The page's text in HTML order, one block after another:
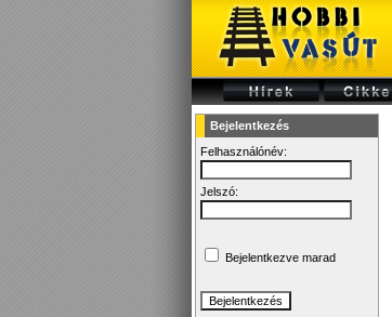
Bejelentkezés
Felhasználónév:
Jelszó:
Bejelentkezve marad